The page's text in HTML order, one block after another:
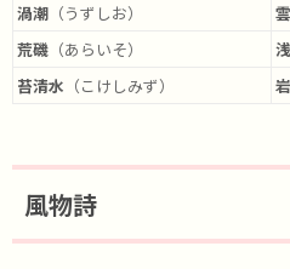
渦潮 （うずしお）
荒磯 （あらいそ）
苔清水 （こけしみず）
風物詩